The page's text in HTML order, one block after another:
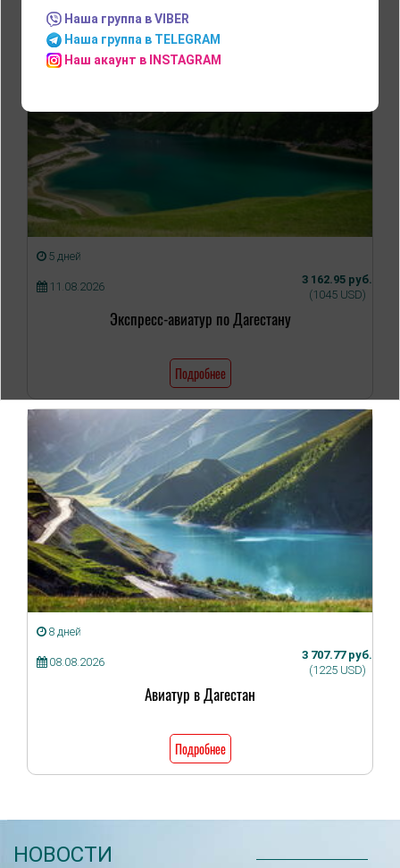
5 дней
11.08.2026
3 162.95 руб.
(1045 USD)
Экспресс-авиатур по Дагестану
Подробнее
8 дней
08.08.2026
3 707.77 руб.
(1225 USD)
Авиатур в Дагестан
Подробнее
НОВОСТИ
Наша группа в VIBER
Наша группа в TELEGRAM
Наш акаунт в INSTAGRAM